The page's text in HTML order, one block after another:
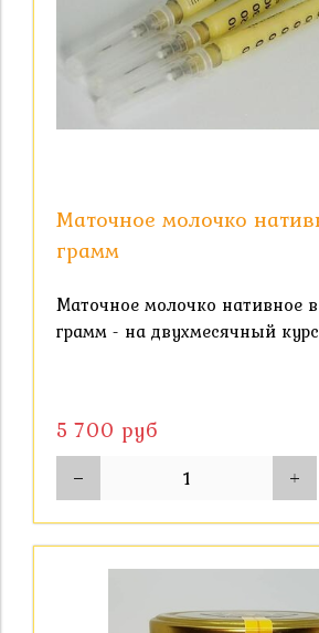
Маточное молочко
грамм
Маточное молочко нативное
грамм - на двухмесячный курс
5 700 руб